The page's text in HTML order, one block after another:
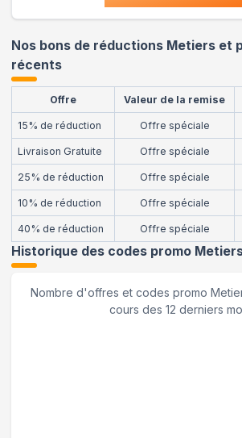
Nos bons de réductions Metiers et
récents
Offre Valeur de la remise
15% de réduction Offre spéciale
Livraison Gratuite Offre spéciale
25% de réduction Offre spéciale
10% de réduction Offre spéciale
40% de réduction Offre spéciale
Historique des codes promo
Nombre d'offres et codes promo
cours des 12 derniers